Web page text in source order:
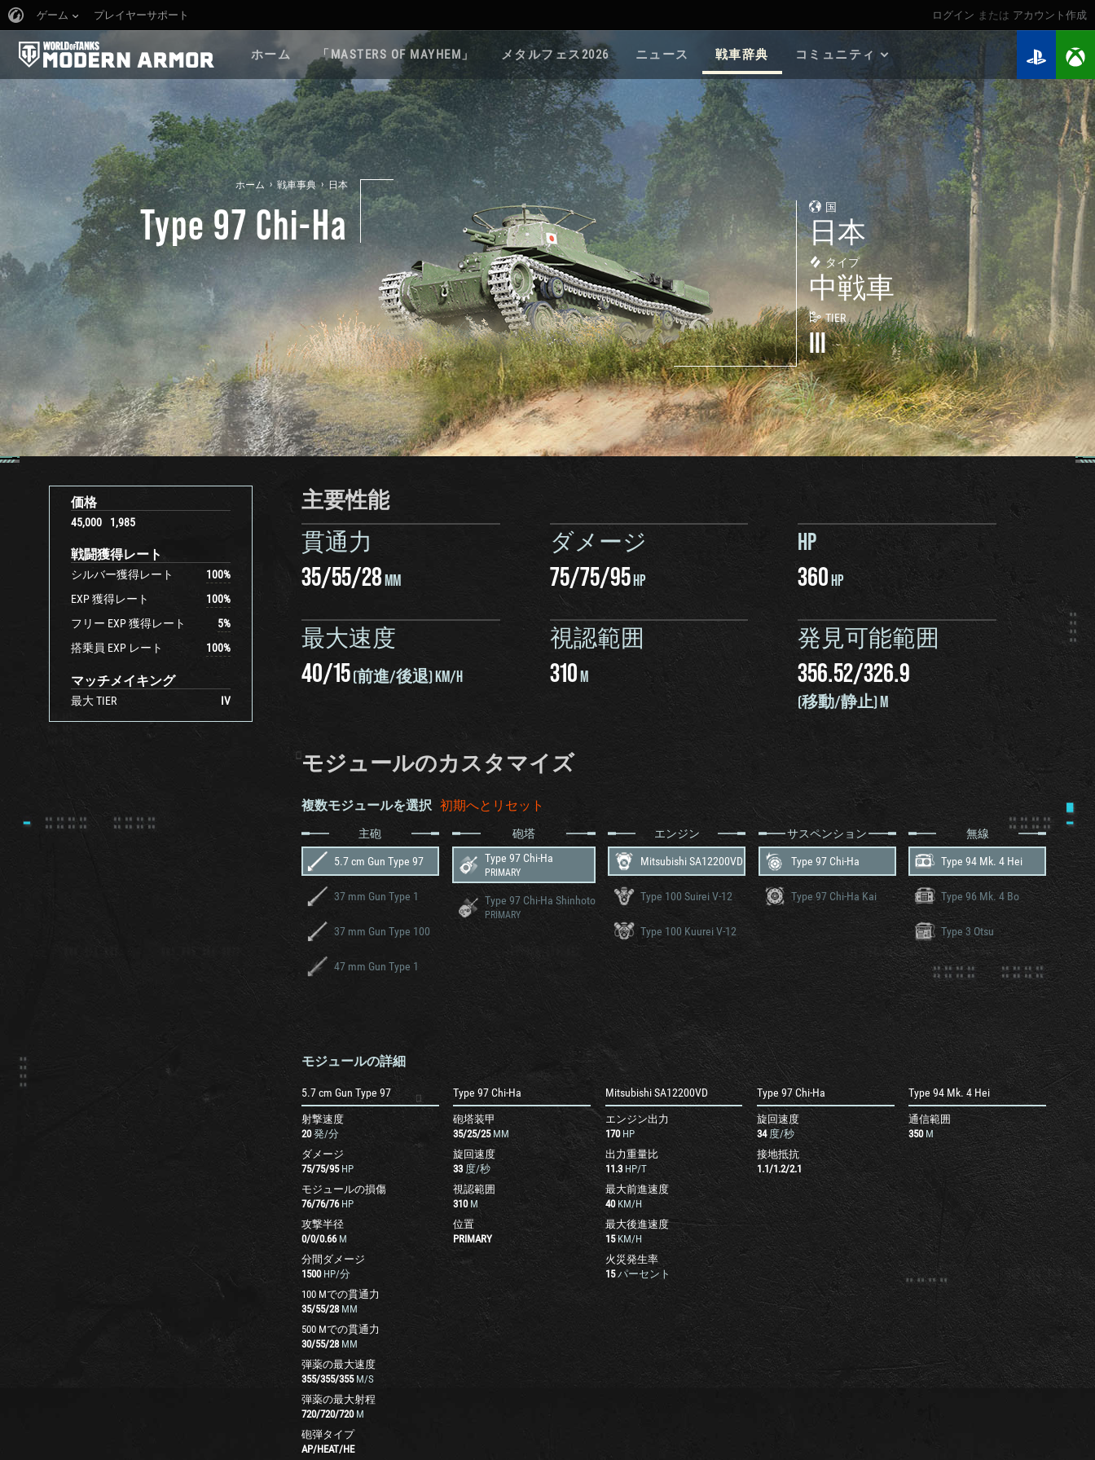
ログイン または アカウント作成
ゲーム プレイヤーサポート
ホーム 「MASTERS OF MAYHEM」 メタルフェス2026 ニュース 戦車辞典 コミュニティ
2026年のロードマップ
ゲームガイド
個人記録 検索
マイ戦績
ウォーチェスト
連隊
連隊ランキング
Twitchドロップ
国
日本
タイプ
中戦車
TIER
III
ホーム › 戦車事典 › 日本
Type 97 Chi-Ha
価格
45,000 1,985
戦闘獲得レート
シルバー獲得レート 100%
EXP 獲得レート
100%
フリー EXP 獲得レート
5%
搭乗員 EXP レート
100%
マッチメイキング
最大 TIER IV
主要性能
貫通力
35/55/28MM
ダメージ
75/75/95HP
HP
360HP
最大速度
40/15(前進/後退) KM/H
視認範囲
310M
発見可能範囲
356.52/326.9
(移動/静止) M
モジュールのカスタマイズ
複数モジュールを選択 初期へとリセット
主砲
5.7 cm Gun Type 97
37 mm Gun Type 1
37 mm Gun Type 100
47 mm Gun Type 1
砲塔
Type 97 Chi-Ha
PRIMARY
Type 97 Chi-Ha Shinhoto
PRIMARY
エンジン
Mitsubishi SA12200VD
Type 100 Suirei V-12
Type 100 Kuurei V-12
サスペンション
Type 97 Chi-Ha
Type 97 Chi-Ha Kai
無線
Type 94 Mk. 4 Hei
Type 96 Mk. 4 Bo
Type 3 Otsu
モジュールの詳細
5.7 cm Gun Type 97
射撃速度
20 発/分
ダメージ
75/75/95 HP
モジュールの損傷
76/76/76 HP
攻撃半径
0/0/0.66 M
分間ダメージ
1500 HP/分
100 Mでの貫通力
35/55/28 MM
500 Mでの貫通力
30/55/28 MM
弾薬の最大速度
355/355/355 M/S
弾薬の最大射程
720/720/720 M
砲弾タイプ
AP/HEAT/HE
Type 97 Chi-Ha
砲塔装甲
35/25/25 MM
旋回速度
33 度/秒
視認範囲
310 M
位置
PRIMARY
Mitsubishi SA12200VD
エンジン出力
170 HP
出力重量比
11.3 HP/T
最大前進速度
40 KM/H
最大後進速度
15 KM/H
火災発生率
15 パーセント
Type 97 Chi-Ha
旋回速度
34 度/秒
接地抵抗
1.1/1.2/2.1
Type 94 Mk. 4 Hei
通信範囲
350 M